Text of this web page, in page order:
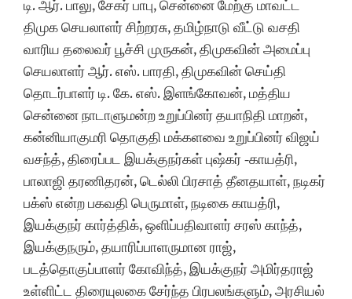
டி. ஆர். பாலு, சேகர் பாபு, சென்னை மேற்கு மாவட்ட
திமுக செயலாளர் சிற்றரசு, தமிழ்நாடு வீட்டு வசதி
வாரிய தலைவர் பூச்சி முருகன், திமுகவின் அமைப்பு
செயலாளர் ஆர். எஸ். பாரதி, திமுகவின் செய்தி
தொடர்பாளர் டி. கே. எஸ். இளங்கோவன், மத்திய
சென்னை நாடாளுமன்ற உறுப்பினர் தயாநிதி மாறன்,
கன்னியாகுமரி தொகுதி மக்களவை உறுப்பினர் விஜய்
வசந்த், திரைப்பட இயக்குநர்கள் புஷ்கர் -காயத்ரி,
பாலாஜி தரணிதரன், டெல்லி பிரசாத் தீனதயாள், நடிகர்
பக்ஸ் என்ற பகவதி பெருமாள், நடிகை காயத்ரி,
இயக்குநர் கார்த்திக், ஒளிப்பதிவாளர் சரஸ் காந்த்,
இயக்குநரும், தயாரிப்பாளருமான ராஜ்,
படத்தொகுப்பாளர் கோவிந்த், இயக்குநர் அமிர்தராஜ்
உள்ளிட்ட திரையுலகை சேர்ந்த பிரபலங்களும், அரசியல்